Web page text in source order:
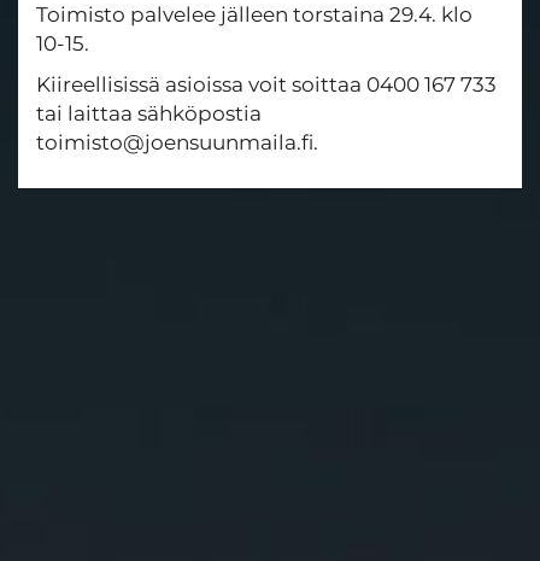
Toimisto palvelee jälleen torstaina 29.4. klo
10-15.
Kiireellisissä asioissa voit soittaa 0400 167 733
tai laittaa sähköpostia
toimisto@joensuunmaila.fi.